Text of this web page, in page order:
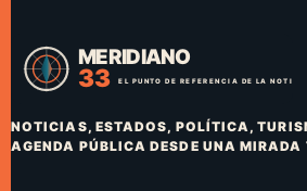
NOTICIAS, ESTADOS, POLÍTICA,
AGENDA PÚBLICA DESDE UNA MIRADA